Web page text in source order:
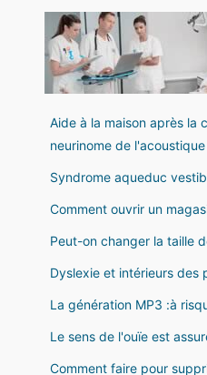
Aide à la maison après la
neurinome de l'acoustique
Syndrome aqueduc
Comment ouvrir un
Peut-on changer la taille
Dyslexie et intérieurs des
La génération MP3 :à
Le sens de l'ouïe est
Comment faire pour